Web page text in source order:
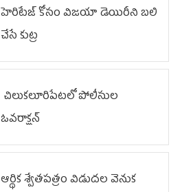
హెరిటేజ్ కోసం విజయా డెయిరీని బలి
చేసే కుట్ర‌
చిలుక‌లూరిపేట‌లో పోలీసుల
ఓవ‌రాక్ష‌న్‌
ఆర్థిక శ్వేతపత్రం విడుదల వెనుక